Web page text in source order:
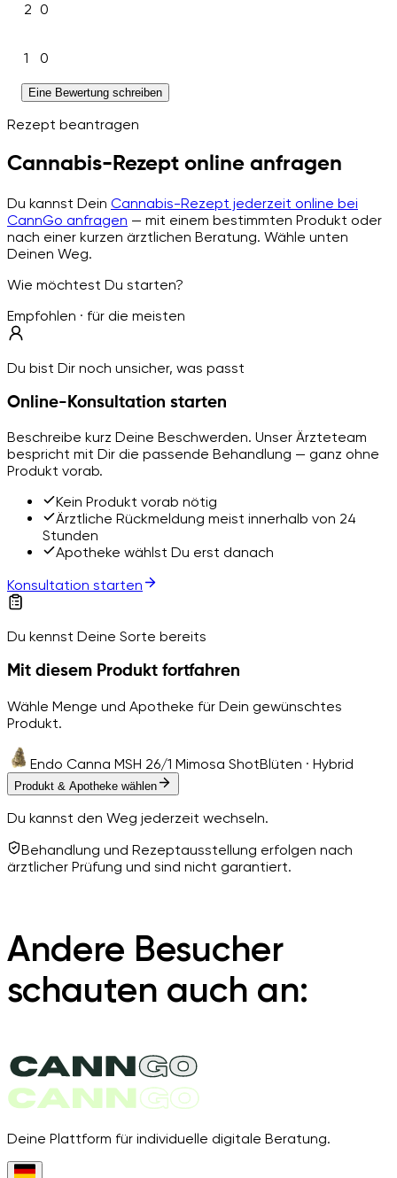
2 0
1 0
Eine Bewertung schreiben
Rezept beantragen
Cannabis-Rezept online anfragen
Du kannst Dein Cannabis-Rezept jederzeit online bei
CannGo anfragen — mit einem bestimmten Produkt oder
nach einer kurzen ärztlichen Beratung. Wähle unten
Deinen Weg.
Wie möchtest Du starten?
Empfohlen · für die meisten
Du bist Dir noch unsicher, was passt
Online-Konsultation starten
Beschreibe kurz Deine Beschwerden. Unser Ärzteteam
bespricht mit Dir die passende Behandlung — ganz ohne
Produkt vorab.
Kein Produkt vorab nötig
Ärztliche Rückmeldung meist innerhalb von 24
Stunden
Apotheke wählst Du erst danach
Konsultation starten
Du kennst Deine Sorte bereits
Mit diesem Produkt fortfahren
Wähle Menge und Apotheke für Dein gewünschtes
Produkt.
Endo Canna MSH 26/1 Mimosa ShotBlüten · Hybrid
Produkt & Apotheke wählen
Du kannst den Weg jederzeit wechseln.
Behandlung und Rezeptausstellung erfolgen nach
ärztlicher Prüfung und sind nicht garantiert.
Andere Besucher
schauten auch an:
Deine Plattform für individuelle digitale Beratung.